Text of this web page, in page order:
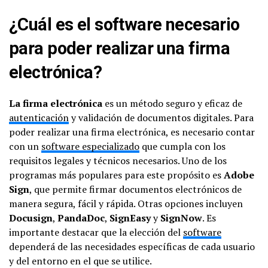
¿Cuál es el software necesario
para poder realizar una firma
electrónica?
La firma electrónica es un método seguro y eficaz de
autenticacióny validación de documentos digitales. Para
poder realizar una firma electrónica, es necesario contar
con un software especializado que cumpla con los
requisitos legales y técnicos necesarios. Uno de los
programas más populares para este propósito esAdobe
Sign, que permite firmar documentos electrónicos de
manera segura, fácil y rápida. Otras opciones incluyen
Docusign, PandaDoc, SignEasyySignNow. Es
importante destacar que la elección del software
dependerá de las necesidades específicas de cada usuario
y del entorno en el que se utilice.